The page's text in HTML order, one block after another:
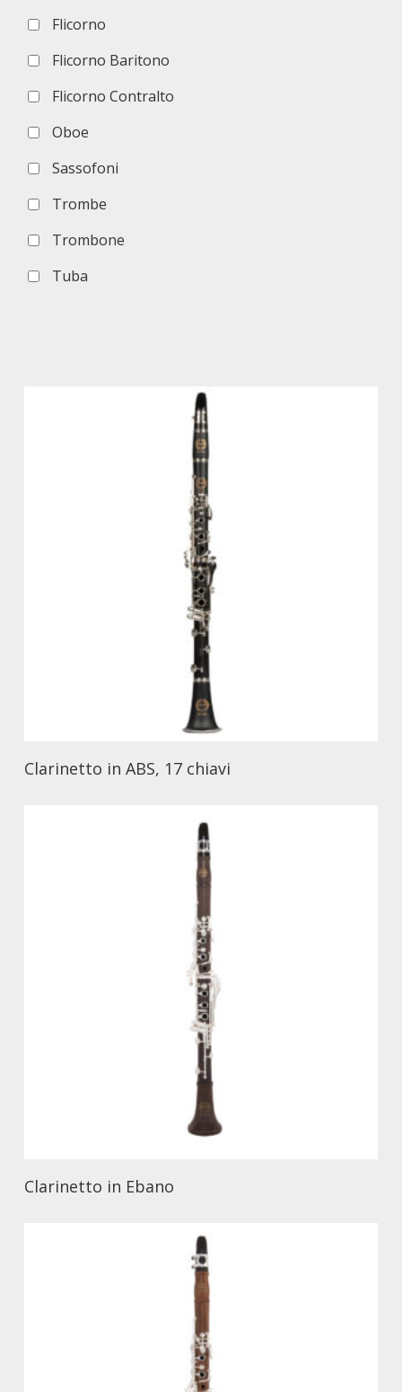
Flicorno
Flicorno Baritono
Flicorno Contralto
Oboe
Sassofoni
Trombe
Trombone
Tuba
Clarinetto in ABS, 17 chiavi
Clarinetto in Ebano